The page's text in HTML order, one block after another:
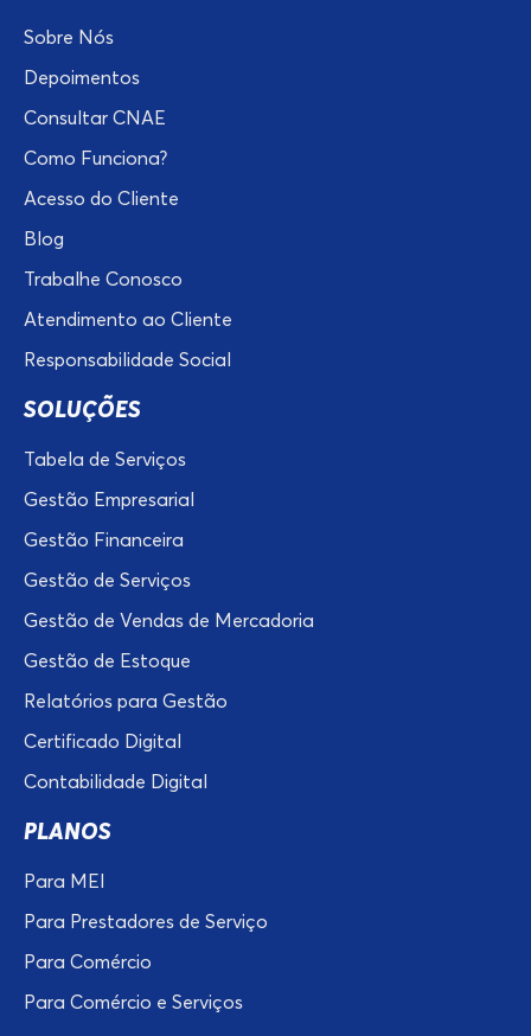
Sobre Nós
Depoimentos
Consultar CNAE
Como Funciona?
Acesso do Cliente
Blog
Trabalhe Conosco
Atendimento ao Cliente
Responsabilidade Social
SOLUÇÕES
Tabela de Serviços
Gestão Empresarial
Gestão Financeira
Gestão de Serviços
Gestão de Vendas de Mercadoria
Gestão de Estoque
Relatórios para Gestão
Certificado Digital
Contabilidade Digital
PLANOS
Para MEI
Para Prestadores de Serviço
Para Comércio
Para Comércio e Serviços